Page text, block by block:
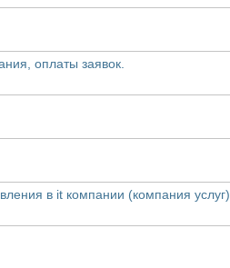
оплаты заявок.
в it компании (компания услуг)